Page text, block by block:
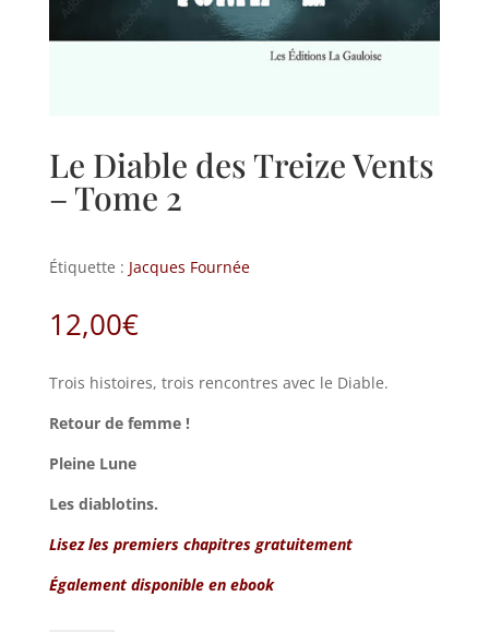
Le Diable des Treize Vents
– Tome 2
Étiquette : Jacques Fournée
12,00€
Trois histoires, trois rencontres avec le Diable.
Retour de femme !
Pleine Lune
Les diablotins.
Lisez les premiers chapitres gratuitement
Également disponible en ebook